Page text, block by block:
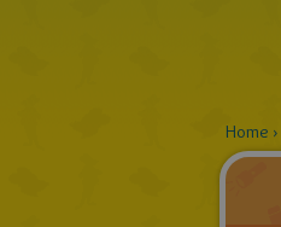
Home ›